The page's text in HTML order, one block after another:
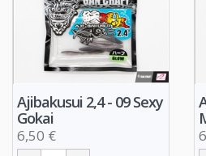
Ajibakusui 2,4 - 09 Sexy
Gokai
6,50 €